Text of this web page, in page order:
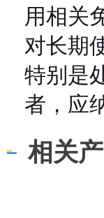
用相关
对长期
特别是
者，应
相关